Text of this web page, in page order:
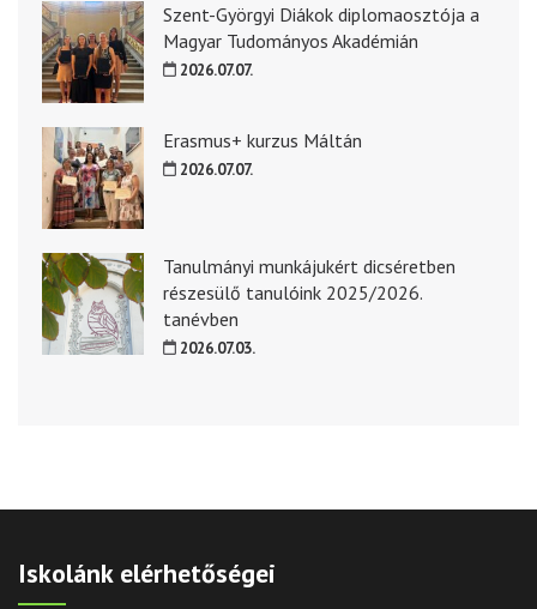
Szent-Györgyi Diákok diplomaosztója a
Magyar Tudományos Akadémián
2026.07.07.
Erasmus+ kurzus Máltán
2026.07.07.
Tanulmányi munkájukért dicséretben
részesülő tanulóink 2025/2026.
tanévben
2026.07.03.
Iskolánk elérhetőségei